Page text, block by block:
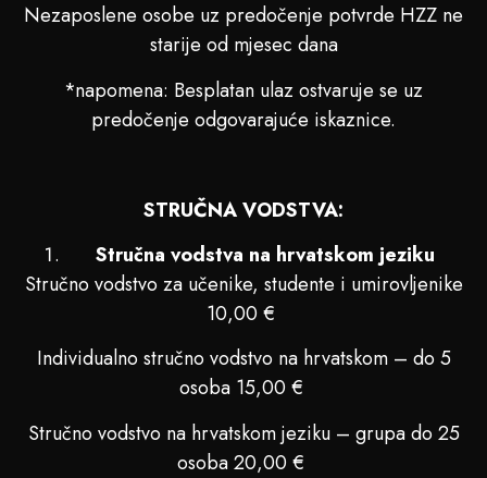
Nezaposlene osobe uz predočenje potvrde HZZ ne
starije od mjesec dana
*napomena: Besplatan ulaz ostvaruje se uz
predočenje odgovarajuće iskaznice.
STRUČNA VODSTVA:
Stručna vodstva na hrvatskom jeziku
Stručno vodstvo za učenike, studente i umirovljenike
10,00 €
Individualno stručno vodstvo na hrvatskom – do 5
osoba 15,00 €
Stručno vodstvo na hrvatskom jeziku – grupa do 25
osoba 20,00 €